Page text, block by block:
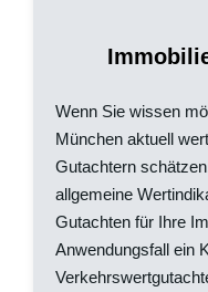
Wenn Sie wissen
München aktuell
Gutachtern
allgemeine
Gutachten für Ihre
Anwendungsfall ein